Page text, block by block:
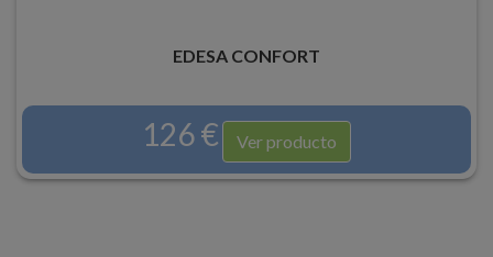
EDESA CONFORT
126 € Ver producto